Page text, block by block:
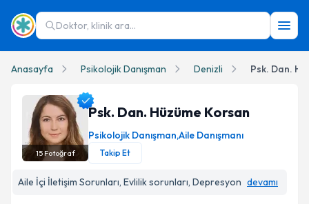
Doktor, klinik ara...
Anasayfa Psikolojik Danışman Denizli Psk. Dan.
15Fotoğraf
Psk. Dan. Hüzüme Korsan
Psikolojik Danışman,Aile Danışmanı
Takip Et
Aile İçi İletişim Sorunları, Evlilik sorunları, Depresyon devamı